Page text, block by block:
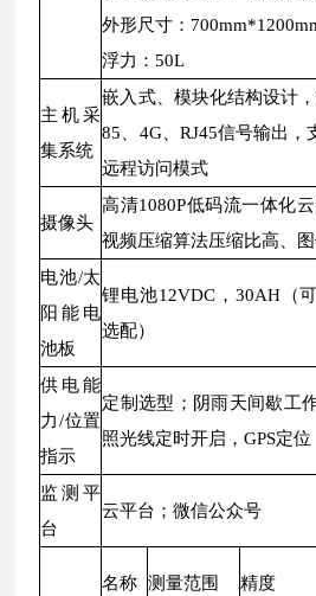
外形尺寸：
浮力：50L
主机采
集系统
嵌入式、模块化结构设计
85、4G、RJ45信号输出，
远程访问模式
摄像头
高清1080P低码流一体化
视频压缩算法压缩比高、图
电池/太
阳能电
池板
锂电池12VDC，30AH（
选配）
供电能
力/位置
指示
定制选型；阴雨天间歇工
照光线定时开启，GPS定位
监测平
台
云平台；微信公众号
名称 测量范围 精度